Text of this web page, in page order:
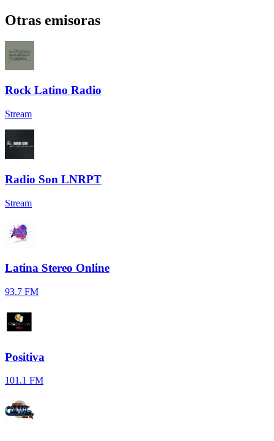
Otras emisoras
Rock Latino Radio
Stream
Radio Son LNRPT
Stream
Latina Stereo Online
93.7 FM
Positiva
101.1 FM